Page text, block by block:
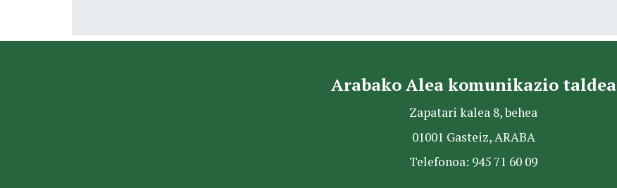
Arabako Alea komunikazio taldea
Zapatari kalea 8, behea
01001 Gasteiz, ARABA
Telefonoa: 945 71 60 09